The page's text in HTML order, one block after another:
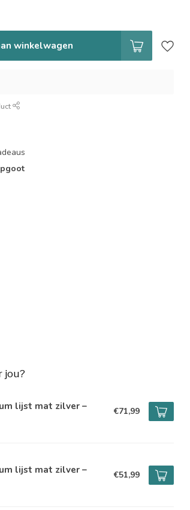
winkelwagen
jou?
lijst mat zilver – €71,99
lijst mat zilver – €51,99